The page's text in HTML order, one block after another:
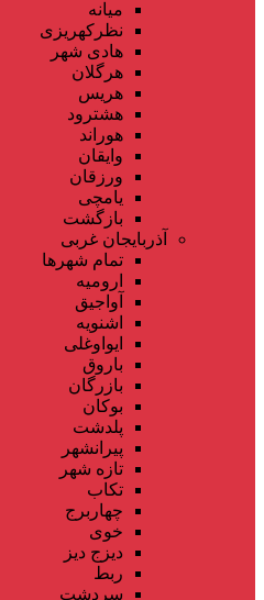
میانه
نظرکهریزی
هادی شهر
هرگلان
هریس
هشترود
هوراند
وایقان
ورزقان
یامچی
بازگشت
آذربایجان غربی
تمام شهر‌ها
ارومیه
آواجیق
اشنویه
ایواوغلی
باروق
بازرگان
بوکان
پلدشت
پیرانشهر
تازه شهر
تکاب
چهاربرج
خوی
دیزج دیز
ربط
سردشت